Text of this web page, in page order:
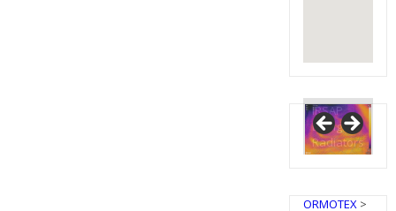
IRSAP
Design
Radiators
ORMOTEX>